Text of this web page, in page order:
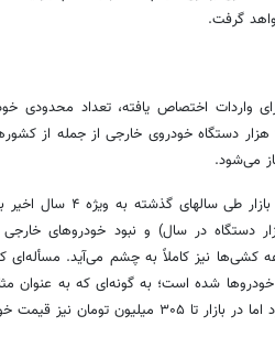
گرفت.
واردات اختصاص یافته، تعداد محدودی
، تا پایان سال ۹۰ هزار دستگاه خودروی خارجی از جمله از
می‌شود.
طیسالهای
گذشته به ویژه
داخلی (میانگین تولید ۸۰۰ تا ۹۰۰ هزار دستگاه در سال) و نبود
کشی‌ها نیز کاملاً به چشم می‌آید. مسأله‌ای
و کارخانه خودروها شده است؛ به گونه‌ای که به
روزنامه‌های اقتصادی پنج‌شنبه ۱۵